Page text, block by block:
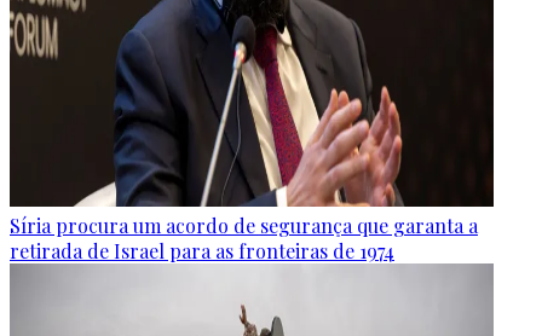
Síria procura um acordo de segurança que garanta a
retirada de Israel para as fronteiras de 1974